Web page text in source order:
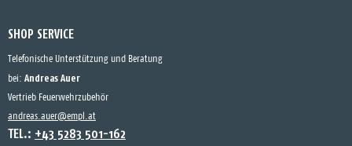
SHOP SERVICE
Telefonische Unterstützung und Beratung
bei: Andreas Auer
Vertrieb Feuerwehrzubehör
andreas.auer@empl.at
TEL.: +43 5283 501-162